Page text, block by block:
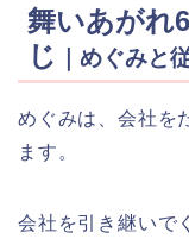
舞いあがれ
じ
｜めぐみと
めぐみは、会社を
ます。
会社を引き継いで